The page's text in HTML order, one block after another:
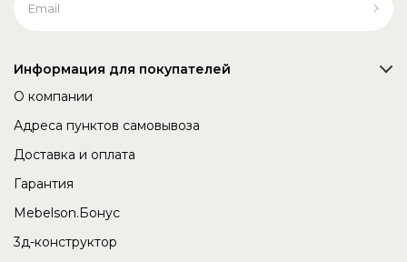
Информация для покупателей
О компании
Адреса пунктов самовывоза
Доставка и оплата
Гарантия
Mebelson.Бонус
3д-конструктор